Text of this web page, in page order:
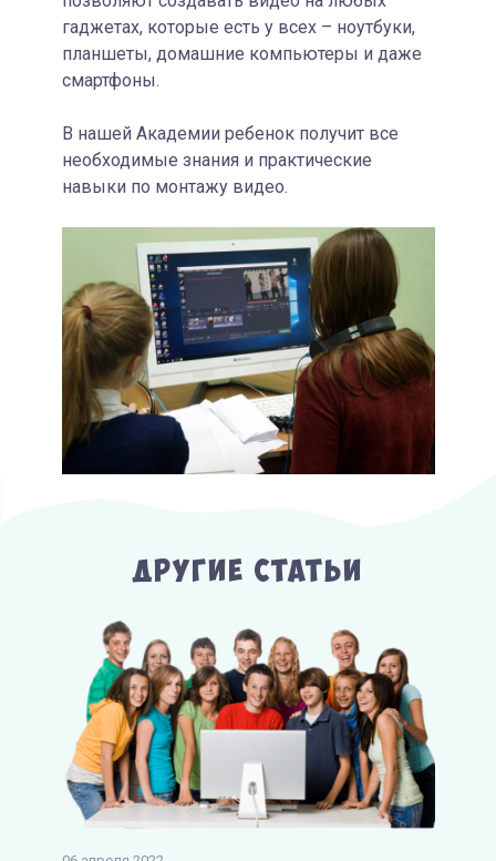
гаджетах, которые есть у всех – ноутбуки,
планшеты, домашние компьютеры и даже
смартфоны.
В нашей Академии ребенок получит все
необходимые знания и практические
навыки по монтажу видео.
Другие Статьи